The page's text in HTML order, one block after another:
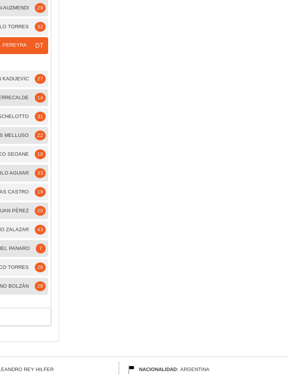
29
AUZMENDI
32
TORRES
DT
PEREYRA
27
KADIJEVIC
14
31
22
MELLUSO
18
SEOANE
33
AGUIAR
19
CASTRO
20
PÉREZ
43
ZALAZAR
7
PANARO
26
TORRES
28
BOLZÁN
REY HILFER NACIONALIDAD: ARGENTINA